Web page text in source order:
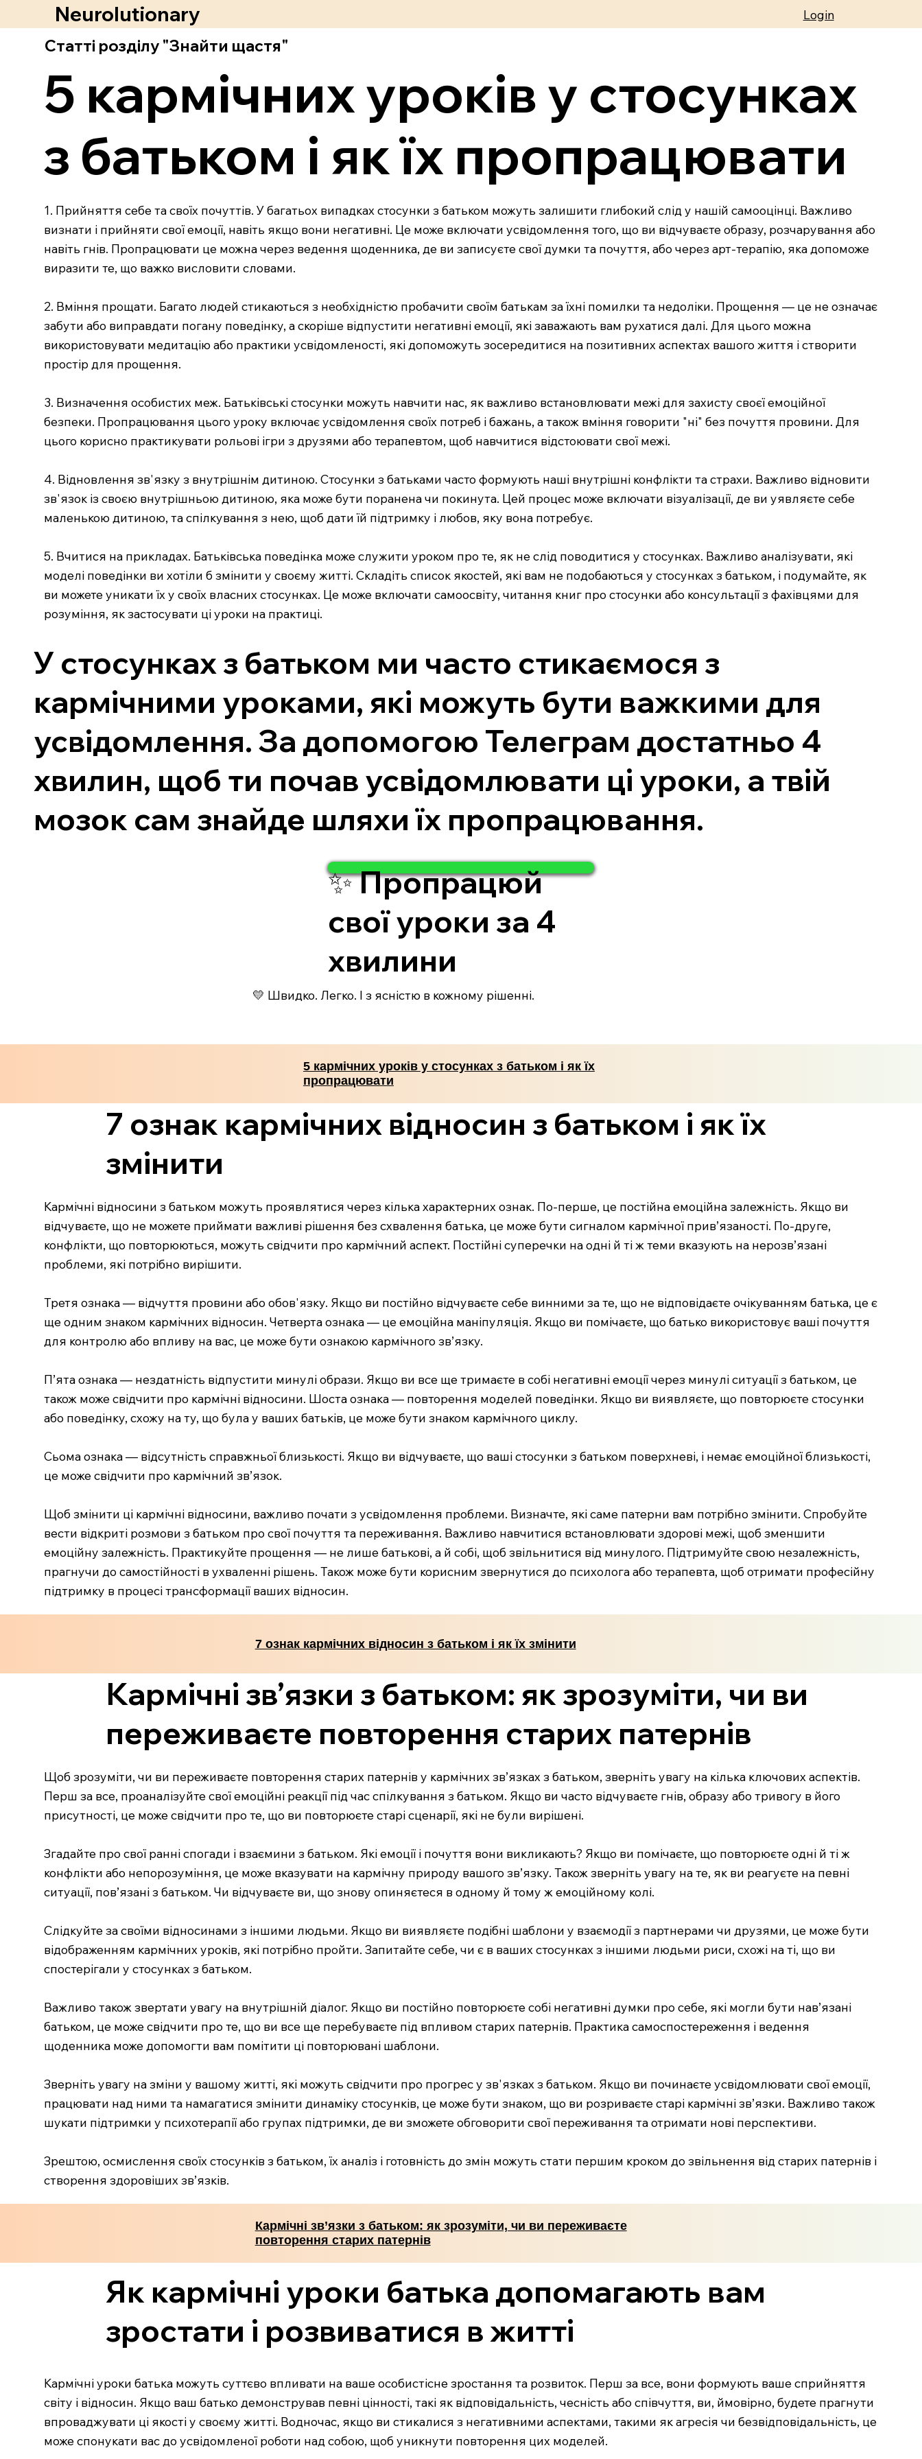
Neurolutionary Login
Статті розділу "Знайти щастя"
5 кармічних уроків у стосунках
з батьком і як їх пропрацювати
1. Прийняття себе та своїх почуттів. У багатьох випадках стосунки з батьком можуть залишити глибокий слід у нашій самооцінці. Важливо
визнати і прийняти свої емоції, навіть якщо вони негативні. Це може включати усвідомлення того, що ви відчуваєте образу, розчарування або
навіть гнів. Пропрацювати це можна через ведення щоденника, де ви записуєте свої думки та почуття, або через арт-терапію, яка допоможе
виразити те, що важко висловити словами.
2. Вміння прощати. Багато людей стикаються з необхідністю пробачити своїм батькам за їхні помилки та недоліки. Прощення — це не означає
забути або виправдати погану поведінку, а скоріше відпустити негативні емоції, які заважають вам рухатися далі. Для цього можна
використовувати медитацію або практики усвідомленості, які допоможуть зосередитися на позитивних аспектах вашого життя і створити
простір для прощення.
3. Визначення особистих меж. Батьківські стосунки можуть навчити нас, як важливо встановлювати межі для захисту своєї емоційної
безпеки. Пропрацювання цього уроку включає усвідомлення своїх потреб і бажань, а також вміння говорити "ні" без почуття провини. Для
цього корисно практикувати рольові ігри з друзями або терапевтом, щоб навчитися відстоювати свої межі.
4. Відновлення зв'язку з внутрішнім дитиною. Стосунки з батьками часто формують наші внутрішні конфлікти та страхи. Важливо відновити
зв'язок із своєю внутрішньою дитиною, яка може бути поранена чи покинута. Цей процес може включати візуалізації, де ви уявляєте себе
маленькою дитиною, та спілкування з нею, щоб дати їй підтримку і любов, яку вона потребує.
5. Вчитися на прикладах. Батьківська поведінка може служити уроком про те, як не слід поводитися у стосунках. Важливо аналізувати, які
моделі поведінки ви хотіли б змінити у своєму житті. Складіть список якостей, які вам не подобаються у стосунках з батьком, і подумайте, як
ви можете уникати їх у своїх власних стосунках. Це може включати самоосвіту, читання книг про стосунки або консультації з фахівцями для
розуміння, як застосувати ці уроки на практиці.
У стосунках з батьком ми часто стикаємося з
кармічними уроками, які можуть бути важкими для
усвідомлення. За допомогою Телеграм достатньо 4
хвилин, щоб ти почав усвідомлювати ці уроки, а твій
мозок сам знайде шляхи їх пропрацювання.
✨ Пропрацюй
свої уроки за 4
хвилини
💛 Швидко. Легко. І з ясністю в кожному рішенні.
5 кармічних уроків у стосунках з батьком і як їх
пропрацювати
7 ознак кармічних відносин з батьком і як їх
змінити
Кармічні відносини з батьком можуть проявлятися через кілька характерних ознак. По-перше, це постійна емоційна залежність. Якщо ви
відчуваєте, що не можете приймати важливі рішення без схвалення батька, це може бути сигналом кармічної прив’язаності. По-друге,
конфлікти, що повторюються, можуть свідчити про кармічний аспект. Постійні суперечки на одні й ті ж теми вказують на нерозв’язані
проблеми, які потрібно вирішити.
Третя ознака — відчуття провини або обов'язку. Якщо ви постійно відчуваєте себе винними за те, що не відповідаєте очікуванням батька, це є
ще одним знаком кармічних відносин. Четверта ознака — це емоційна маніпуляція. Якщо ви помічаєте, що батько використовує ваші почуття
для контролю або впливу на вас, це може бути ознакою кармічного зв’язку.
П’ята ознака — нездатність відпустити минулі образи. Якщо ви все ще тримаєте в собі негативні емоції через минулі ситуації з батьком, це
також може свідчити про кармічні відносини. Шоста ознака — повторення моделей поведінки. Якщо ви виявляєте, що повторюєте стосунки
або поведінку, схожу на ту, що була у ваших батьків, це може бути знаком кармічного циклу.
Сьома ознака — відсутність справжньої близькості. Якщо ви відчуваєте, що ваші стосунки з батьком поверхневі, і немає емоційної близькості,
це може свідчити про кармічний зв’язок.
Щоб змінити ці кармічні відносини, важливо почати з усвідомлення проблеми. Визначте, які саме патерни вам потрібно змінити. Спробуйте
вести відкриті розмови з батьком про свої почуття та переживання. Важливо навчитися встановлювати здорові межі, щоб зменшити
емоційну залежність. Практикуйте прощення — не лише батькові, а й собі, щоб звільнитися від минулого. Підтримуйте свою незалежність,
прагнучи до самостійності в ухваленні рішень. Також може бути корисним звернутися до психолога або терапевта, щоб отримати професійну
підтримку в процесі трансформації ваших відносин.
7 ознак кармічних відносин з батьком і як їх змінити
Кармічні зв’язки з батьком: як зрозуміти, чи ви
переживаєте повторення старих патернів
Щоб зрозуміти, чи ви переживаєте повторення старих патернів у кармічних зв’язках з батьком, зверніть увагу на кілька ключових аспектів.
Перш за все, проаналізуйте свої емоційні реакції під час спілкування з батьком. Якщо ви часто відчуваєте гнів, образу або тривогу в його
присутності, це може свідчити про те, що ви повторюєте старі сценарії, які не були вирішені.
Згадайте про свої ранні спогади і взаємини з батьком. Які емоції і почуття вони викликають? Якщо ви помічаєте, що повторюєте одні й ті ж
конфлікти або непорозуміння, це може вказувати на кармічну природу вашого зв’язку. Також зверніть увагу на те, як ви реагуєте на певні
ситуації, пов’язані з батьком. Чи відчуваєте ви, що знову опиняєтеся в одному й тому ж емоційному колі.
Слідкуйте за своїми відносинами з іншими людьми. Якщо ви виявляєте подібні шаблони у взаємодії з партнерами чи друзями, це може бути
відображенням кармічних уроків, які потрібно пройти. Запитайте себе, чи є в ваших стосунках з іншими людьми риси, схожі на ті, що ви
спостерігали у стосунках з батьком.
Важливо також звертати увагу на внутрішній діалог. Якщо ви постійно повторюєте собі негативні думки про себе, які могли бути нав’язані
батьком, це може свідчити про те, що ви все ще перебуваєте під впливом старих патернів. Практика самоспостереження і ведення
щоденника може допомогти вам помітити ці повторювані шаблони.
Зверніть увагу на зміни у вашому житті, які можуть свідчити про прогрес у зв'язках з батьком. Якщо ви починаєте усвідомлювати свої емоції,
працювати над ними та намагатися змінити динаміку стосунків, це може бути знаком, що ви розриваєте старі кармічні зв’язки. Важливо також
шукати підтримки у психотерапії або групах підтримки, де ви зможете обговорити свої переживання та отримати нові перспективи.
Зрештою, осмислення своїх стосунків з батьком, їх аналіз і готовність до змін можуть стати першим кроком до звільнення від старих патернів і
створення здоровіших зв’язків.
Кармічні зв’язки з батьком: як зрозуміти, чи ви переживаєте
повторення старих патернів
Як кармічні уроки батька допомагають вам
зростати і розвиватися в житті
Кармічні уроки батька можуть суттєво впливати на ваше особистісне зростання та розвиток. Перш за все, вони формують ваше сприйняття
світу і відносин. Якщо ваш батько демонстрував певні цінності, такі як відповідальність, чесність або співчуття, ви, ймовірно, будете прагнути
впроваджувати ці якості у своєму житті. Водночас, якщо ви стикалися з негативними аспектами, такими як агресія чи безвідповідальність, це
може спонукати вас до усвідомленої роботи над собою, щоб уникнути повторення цих моделей.